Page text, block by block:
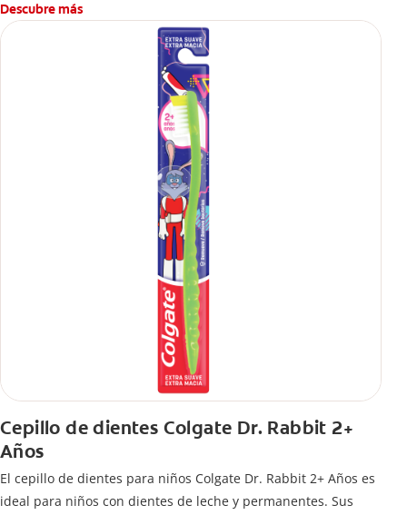
Descubre más
Cepillo de dientes Colgate Dr. Rabbit 2+
Años
El cepillo de dientes para niños Colgate Dr. Rabbit 2+ Años es
ideal para niños con dientes de leche y permanentes. Sus